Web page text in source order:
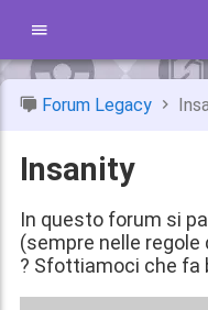
Forum Legacy
Insanity
In questo forum si
(sempre nelle
? Sfottiamoci che fa